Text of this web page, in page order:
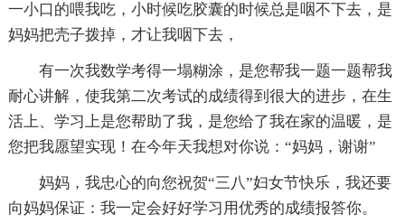
一小口的喂我吃，小时候吃胶囊的时候总是咽不下去，是
妈妈把壳子拨掉，才让我咽下去，
有一次我数学考得一塌糊涂，是您帮我一题一题帮我
耐心讲解，使我第二次考试的成绩得到很大的进步，在生
活上、学习上是您帮助了我，是您给了我在家的温暖，是
您把我愿望实现！在今年天我想对你说：“妈妈，谢谢”
妈妈，我忠心的向您祝贺“三八”妇女节快乐，我还要
向妈妈保证：我一定会好好学习用优秀的成绩报答你。